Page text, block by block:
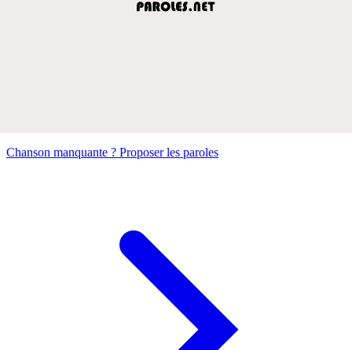
Chanson manquante ? Proposer les paroles